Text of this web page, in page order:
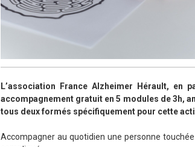
L’association France Alzheimer Hérault, en
accompagnement gratuit en 5 modules de 3h,
tous deux formés spécifiquement pour cette
Accompagner au quotidien une personne